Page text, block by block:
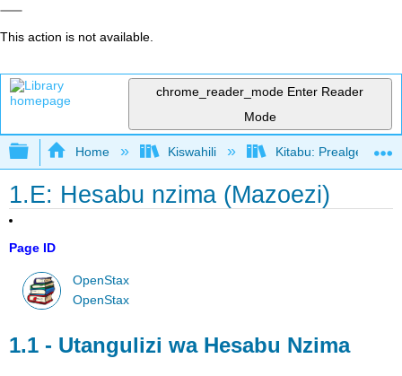
This action is not available.
chrome_reader_mode Enter Reader
Mode
Expand/collapse global hierarchy
Home Kiswahili Kitabu: Prealgebra
1.E: Hesabu nzima (Mazoezi)
Page ID
OpenStax
OpenStax
1.1 - Utangulizi wa Hesabu Nzima